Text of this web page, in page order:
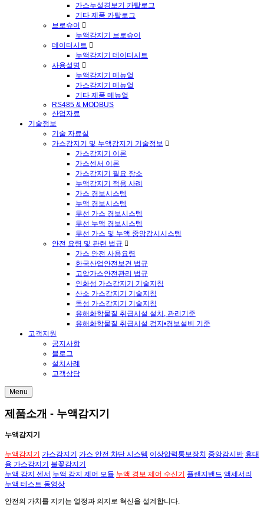
가스누설경보기 카탈로그
기타 제품 카탈로그
브로슈어
누액감지기 브로슈어
데이터시트
누액감지기 데이터시트
사용설명
누액감지기 메뉴얼
가스감지기 메뉴얼
기타 제품 메뉴얼
RS485 & MODBUS
산업자료
기술정보
기술 자료실
가스감지기 및 누액감지기 기술정보
가스감지기 이론
가스센서 이론
가스감지기 필요 장소
누액감지기 적용 사례
가스 경보시스템
누액 경보시스템
무선 가스 경보시스템
무선 누액 경보시스템
무선 가스 및 누액 중앙감시시스템
안전 요령 및 관련 법규
가스 안전 사용요령
한국산업안전보건 법규
고압가스안전관리 법규
인화성 가스감지기 기술지침
산소 가스감지기 기술지침
독성 가스감지기 기술지침
유해화학물질 취급시설 설치, 관리기준
유해화학물질 취급시설 검지•경보설비 기준
고객지원
공지사항
블로그
설치사례
고객상담
Menu
제품소개 - 누액감지기
누액감지기
누액감지기 가스감지기 가스 안전 차단 시스템 이상압력통보장치 중앙감시반 휴대
용 가스감지기 불꽃감지기
누액 감지 센서 누액 감지 제어 모듈 누액 경보 제어 수신기 플랜지밴드 액세서리
누액 테스트 동영상
안전의 가치를 지키는 열정과 의지로 혁신을 설계합니다.